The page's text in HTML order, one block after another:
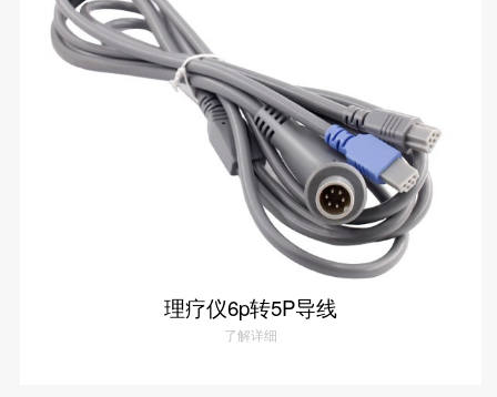
了解详情
理疗仪6p转5P导线
了解详细